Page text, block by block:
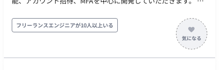
ンの促進。 セキュリティとコンプライアンス - 顧客データ保護
（GDPR、個人情報保護法など）およびPCI-DSS準拠の確保。 -
サイバーセキュリティ戦略の立案と実行。（例：ファイアウォ
ール、侵入検知システム、定期監査） 予算管理とベンダー管理
す。 ■実装範囲 ・バックエンド（主担当領域） ・SNS向けメッ
セージ配信機能の構築（大量配信・webhook処理） ・認証・認
可機能、決済機能の実装 ・技術選定、アーキテクチャ設計 ・集
計基盤の構築など ■開発環境 ・フロント：React, MUI,
フリーランスエンジニアが10人以上いる